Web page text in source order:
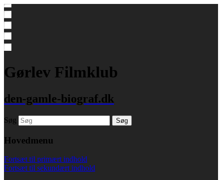
Gørlev Filmklub
den-gamle-biograf.dk
Søg
Hovedmenu
Fortsæt til primært indhold
Fortsæt til sekundært indhold